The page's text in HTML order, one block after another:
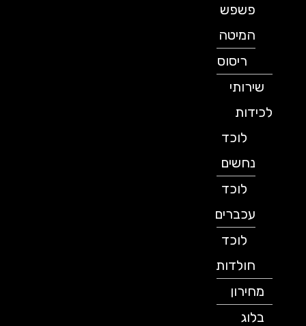
פשפש
המיטה
ריסוס
שירותי
לכידות
לוכד
נחשים
לוכד
עכברים
לוכד
חולדות
מחירון
בלוג